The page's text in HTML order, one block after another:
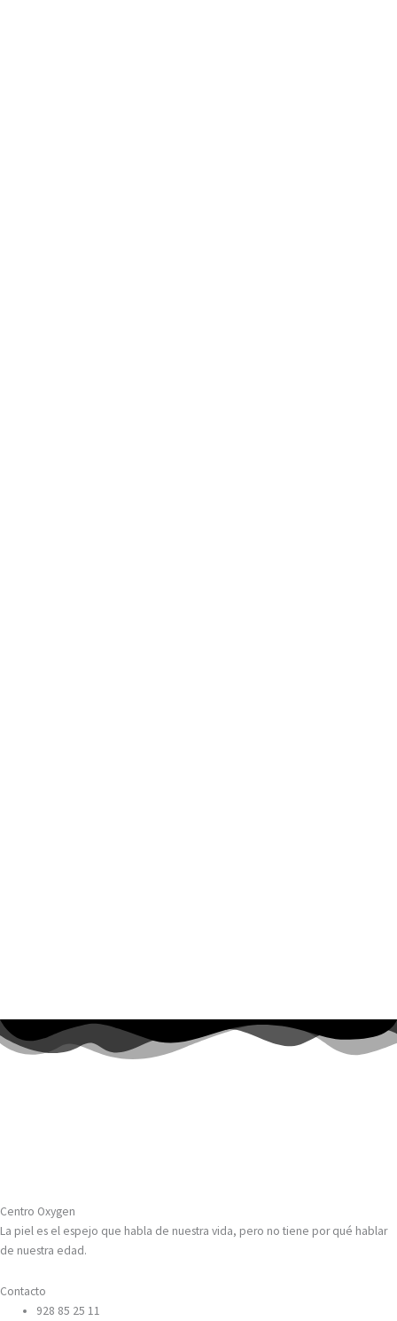
Centro Oxygen
La piel es el espejo que habla de nuestra vida, pero no tiene por qué hablar
de nuestra edad.
Contacto
928 85 25 11